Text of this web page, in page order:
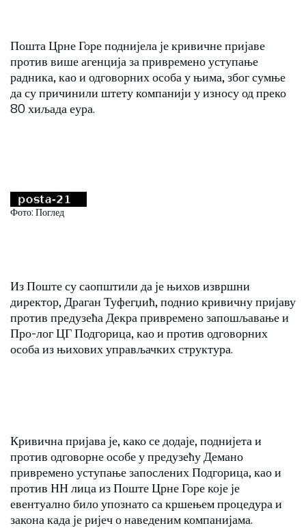
Пошта Црне Горе поднијела је кривичне пријаве
против више агенција за привремено уступање
радника, као и одговорних особа у њима, због сумње
да су причинили штету компанији у износу од преко
80 хиљада еура.
Фото: Поглед
Из Поште су саопштили да је њихов извршни
директор, Драган Туфегџић, поднио кривичну пријаву
против предузећа Декра привремено запошљавање и
Про-лог ЦГ Подгорица, као и против одговорних
особа из њихових управљачких структура.
Кривична пријава је, како се додаје, поднијета и
против одговорне особе у предузећу Демано
привремено уступање запослених Подгорица, као и
против НН лица из Поште Црне Горе које је
евентуално било упознато са кршењем процедура и
закона када је ријеч о наведеним компанијама.